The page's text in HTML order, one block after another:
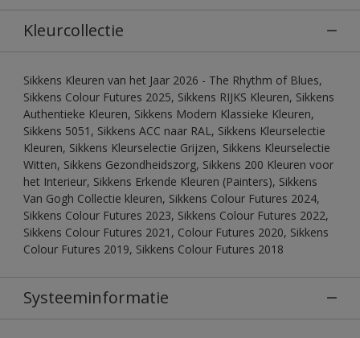
Kleurcollectie
Sikkens Kleuren van het Jaar 2026 - The Rhythm of Blues,
Sikkens Colour Futures 2025, Sikkens RIJKS Kleuren, Sikkens
Authentieke Kleuren, Sikkens Modern Klassieke Kleuren,
Sikkens 5051, Sikkens ACC naar RAL, Sikkens Kleurselectie
Kleuren, Sikkens Kleurselectie Grijzen, Sikkens Kleurselectie
Witten, Sikkens Gezondheidszorg, Sikkens 200 Kleuren voor
het Interieur, Sikkens Erkende Kleuren (Painters), Sikkens
Van Gogh Collectie kleuren, Sikkens Colour Futures 2024,
Sikkens Colour Futures 2023, Sikkens Colour Futures 2022,
Sikkens Colour Futures 2021, Colour Futures 2020, Sikkens
Colour Futures 2019, Sikkens Colour Futures 2018
Systeeminformatie